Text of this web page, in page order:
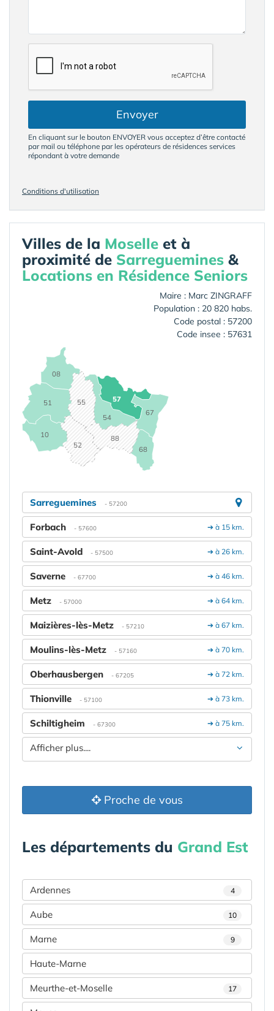
Envoyer
En cliquant sur le bouton ENVOYER vous acceptez d’être contacté
par mail ou téléphone par les opérateurs de résidences services
répondant à votre demande
Conditions d'utilisation
Villes de la Moselle et à
proximité de Sarreguemines &
Locations en Résidence Seniors
Maire : Marc ZINGRAFF
Population : 20 820 habs.
Code postal : 57200
Code insee : 57631
08
10
51
52
54
55
57
67
68
88
Sarreguemines - 57200
➔ à 15 km.
Forbach - 57600
➔ à 26 km.
Saint-Avold - 57500
➔ à 46 km.
Saverne - 67700
➔ à 64 km.
Metz - 57000
➔ à 67 km.
Maizières-lès-Metz - 57210
➔ à 70 km.
Moulins-lès-Metz - 57160
➔ à 72 km.
Oberhausbergen - 67205
➔ à 73 km.
Thionville - 57100
➔ à 75 km.
Schiltigheim - 67300
Afficher plus....
Proche de vous
Les départements du Grand Est
Ardennes 4
Aube 10
Marne 9
Haute-Marne
Meurthe-et-Moselle 17